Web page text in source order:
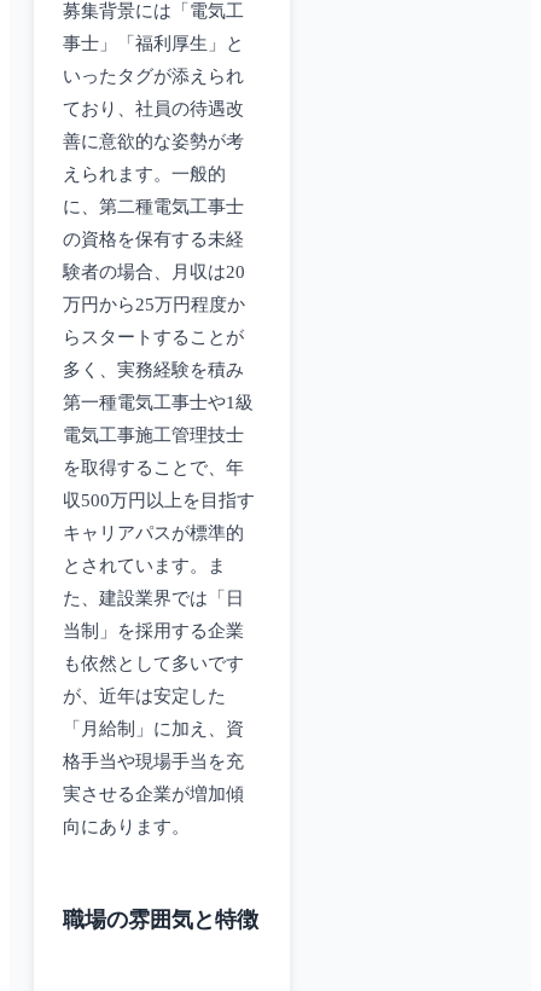
募集背景には「電気工
事士」「福利厚生」と
いったタグが添えられ
ており、社員の待遇改
善に意欲的な姿勢が考
えられます。一般的
に、第二種電気工事士
の資格を保有する未経
験者の場合、月収は20
万円から25万円程度か
らスタートすることが
多く、実務経験を積み
第一種電気工事士や1級
電気工事施工管理技士
を取得することで、年
収500万円以上を目指す
キャリアパスが標準的
とされています。ま
た、建設業界では「日
当制」を採用する企業
も依然として多いです
が、近年は安定した
「月給制」に加え、資
格手当や現場手当を充
実させる企業が増加傾
向にあります。
職場の雰囲気と特徴